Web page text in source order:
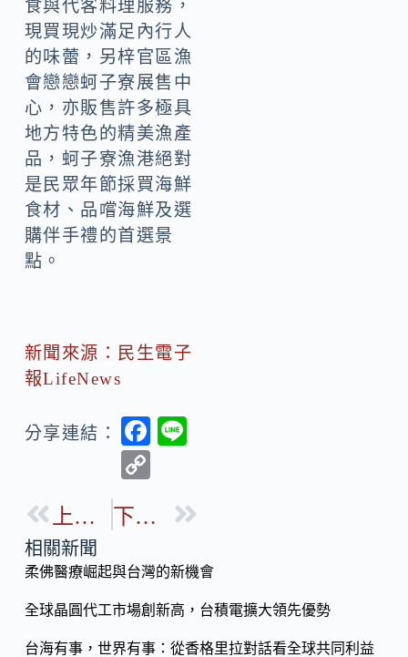
食與代客料理服務，
現買現炒滿足內行人
的味蕾，另梓官區漁
會戀戀蚵子寮展售中
心，亦販售許多極具
地方特色的精美漁產
品，蚵子寮漁港絕對
是民眾年節採買海鮮
食材、品嚐海鮮及選
購伴手禮的首選景
點。
新聞來源：民生電子
報LifeNews
分享連結：
F
b
o
k
p
Li
n
k
上一篇 下一篇
相關新聞
柔佛醫療崛起與台灣的新機會
全球晶圓代工市場創新高，台積電擴大領先優勢
台海有事，世界有事：從香格里拉對話看全球共同利益